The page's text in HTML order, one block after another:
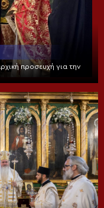
προσευχή για την